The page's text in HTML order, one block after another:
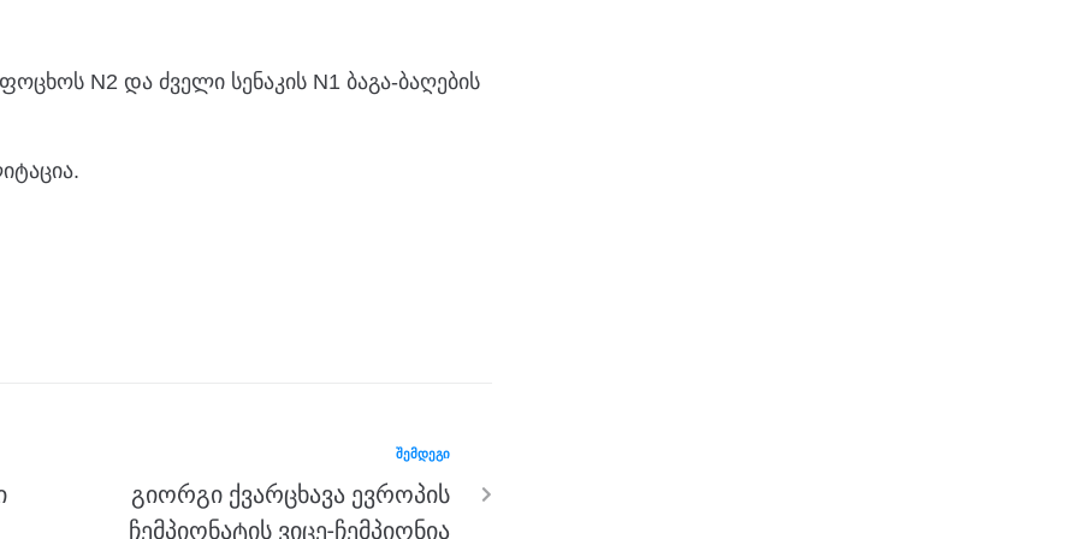
N2 და ძველი სენაკის N1 ბაგა-ბაღების
ᲨᲔᲛᲓᲔᲒᲘ
გიორგი ქვარცხავა ევროპის
ჩემპიონატის ვიცე-ჩემპიონია